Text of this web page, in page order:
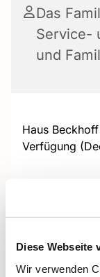
Diese Webseite
Wir verwenden
Das
Service-
und
Haus
Verfügung